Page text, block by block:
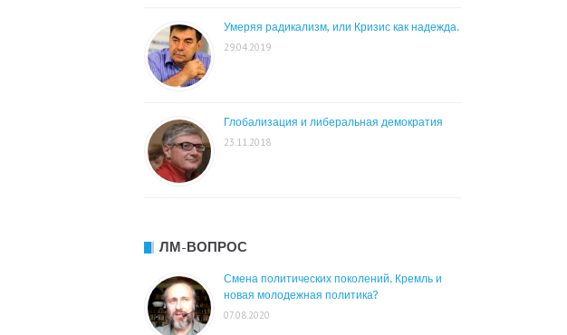
Умеряя радикализм, или Кризис как надежда.
29.04.2019
Глобализация и либеральная демократия
23.11.2018
ЛМ-ВОПРОС
Смена политических поколений. Кремль и
новая молодежная политика?
07.08.2020